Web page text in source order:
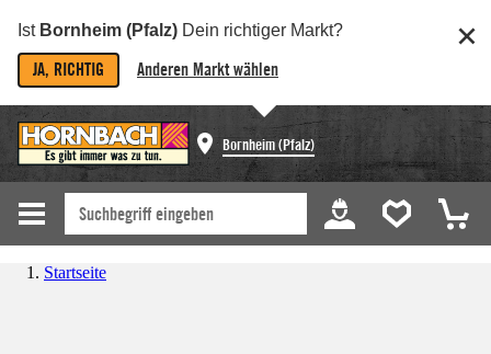
Ist Bornheim (Pfalz) Dein richtiger Markt?
JA, RICHTIG Anderen Markt wählen
Bornheim (Pfalz)
Startseite